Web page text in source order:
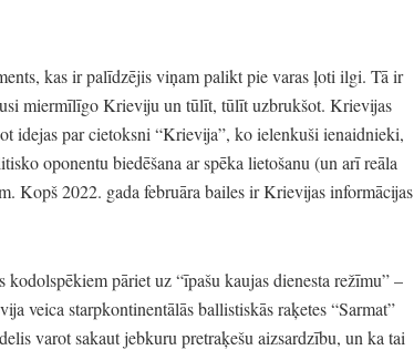
kas ir palīdzējis viņam palikt pie varas ļoti ilgi. Tā ir
miermīlīgo Krieviju un tūlīt, tūlīt uzbrukšot. Krievijas
idejas par cietoksni “Krievija”, ko ielenkuši ienaidnieki,
oponentu biedēšana ar spēka lietošanu (un arī reāla
Kopš 2022. gada februāra bailes ir Krievijas informācijas
kodolspēkiem pāriet uz“īpašu kaujas dienesta režīmu”–
veica starpkontinentālās ballistiskās raķetes“Sarmat”
varot sakaut jebkuru pretraķešu aizsardzību, un ka tai